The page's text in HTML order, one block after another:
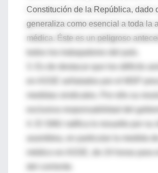
Constitución de la República, dado
generaliza como esencial a toda la
médica. Éste es un peligroso
exclusiva responsabilidad del